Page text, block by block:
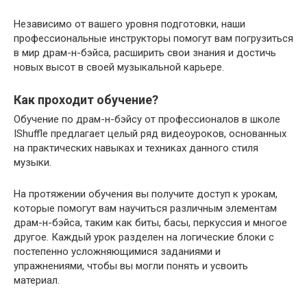
Независимо от вашего уровня подготовки, наши
профессиональные инструкторы помогут вам погрузиться
в мир драм-н-бэйса, расширить свои знания и достичь
новых высот в своей музыкальной карьере.
Как проходит обучение?
Обучение по драм-н-бэйсу от профессионалов в школе
IShuffle предлагает целый ряд видеоуроков, основанных
на практических навыках и техниках данного стиля
музыки.
На протяжении обучения вы получите доступ к урокам,
которые помогут вам научиться различным элементам
драм-н-бэйса, таким как биты, басы, перкуссия и многое
другое. Каждый урок разделен на логические блоки с
постепенно усложняющимися заданиями и
упражнениями, чтобы вы могли понять и усвоить
материал.